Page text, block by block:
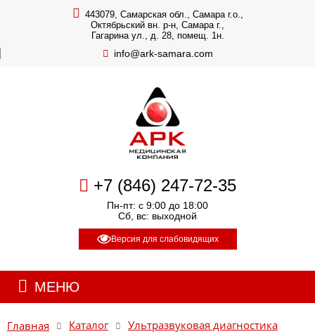
443079, Самарская обл., Самара г.о.,
Октябрьский вн. р-н, Самара г.,
Гагарина ул., д. 28, помещ. 1н.
info@ark-samara.com
+7 (846) 247-72-35
Пн-пт: с 9:00 до 18:00
Сб, вс: выходной
Версия для слабовидящих
МЕНЮ
Главная Каталог
Ультразвуковая диагностика